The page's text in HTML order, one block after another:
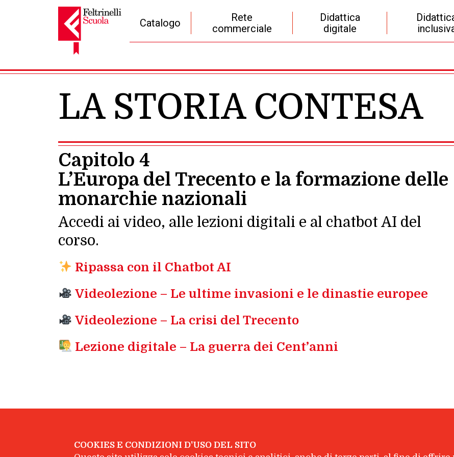
Navigazione principale
Catalogo
Rete
commerciale
Didattica
digitale
LA STORIA CONTESA
Capitolo 4
L’Europa del Trecento e la formazione delle
monarchie nazionali
Accedi ai video, alle lezioni digitali e al chatbot AI del
corso.
Ripassa con il Chatbot AI
Videolezione – Le ultime invasioni e le dinastie europee
Videolezione – La crisi del Trecento
Lezione digitale – La guerra dei Cent’anni
COOKIES E CONDIZIONI D'USO DEL SITO